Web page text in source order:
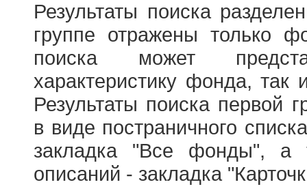
Результаты поиска
группе отражены только
поиска может
характеристику фонда,
Результаты поиска первой
в виде постраничного
закладка "Все фонды", а
описаний - закладка